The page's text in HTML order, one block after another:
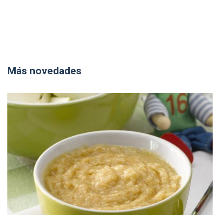
Más novedades